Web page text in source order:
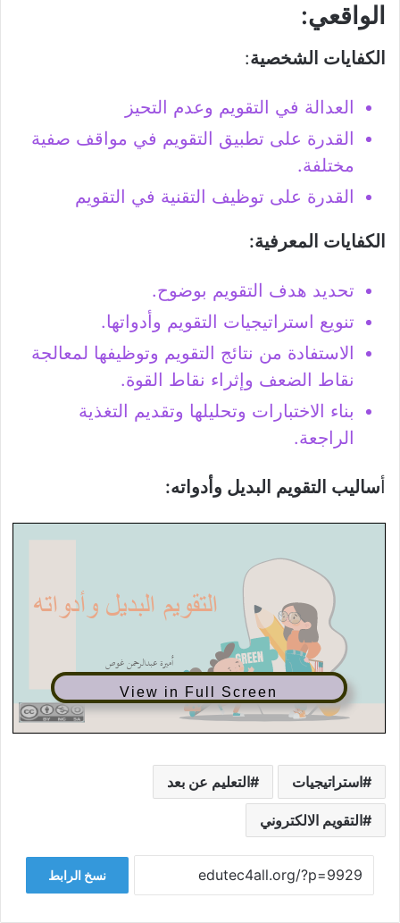
الواقعي:
الكفايات الشخصية:
العدالة في التقويم وعدم التحيز
القدرة على تطبيق التقويم في مواقف صفية
مختلفة.
القدرة على توظيف التقنية في التقويم
الكفايات المعرفية:
تحديد هدف التقويم بوضوح.
تنويع استراتيجيات التقويم وأدواتها.
الاستفادة من نتائج التقويم وتوظيفها لمعالجة
نقاط الضعف وإثراء نقاط القوة.
بناء الاختبارات وتحليلها وتقديم التغذية
الراجعة.
أساليب التقويم البديل وأدواته:
View in Full Screen
استراتيجيات التعليم عن بعد
التقويم الالكتروني
نسخ الرابط